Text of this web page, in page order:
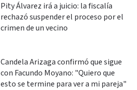
Pity Álvarez irá a juicio: la fiscalía
rechazó suspender el proceso por el
crimen de un vecino
Candela Arizaga confirmó que sigue
con Facundo Moyano: "Quiero que
esto se termine para ver a mi pareja"